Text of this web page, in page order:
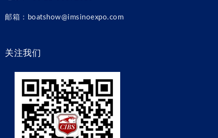
邮箱：boatshow@imsinoexpo.com
关注我们